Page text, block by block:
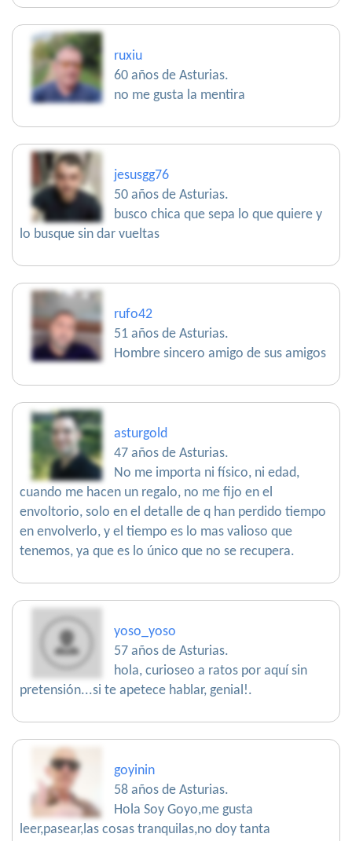
ruxiu
60 años de Asturias.
no me gusta la mentira
jesusgg76
50 años de Asturias.
busco chica que sepa lo que quiere y
lo busque sin dar vueltas
rufo42
51 años de Asturias.
Hombre sincero amigo de sus amigos
asturgold
47 años de Asturias.
No me importa ni físico, ni edad,
cuando me hacen un regalo, no me fijo en el
envoltorio, solo en el detalle de q han perdido tiempo
en envolverlo, y el tiempo es lo mas valioso que
tenemos, ya que es lo único que no se recupera.
yoso_yoso
57 años de Asturias.
hola, curioseo a ratos por aquí sin
pretensión...si te apetece hablar, genial!.
goyinin
58 años de Asturias.
Hola Soy Goyo,me gusta
leer,pasear,las cosas tranquilas,no doy tanta